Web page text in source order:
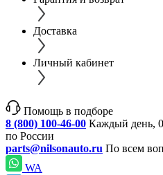
Доставка
Личный кабинет
Помощь в подборе
8 (800) 100-46-00 Каждый день,
по России
parts@nilsonauto.ru По всем
WA